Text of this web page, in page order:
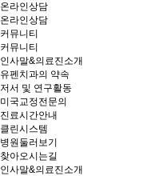
온라인상담
온라인상담
커뮤니티
커뮤니티
인사말&의료진소개
유펜치과의 약속
저서 및 연구활동
미국교정전문의
진료시간안내
클린시스템
병원둘러보기
찾아오시는길
인사말&의료진소개